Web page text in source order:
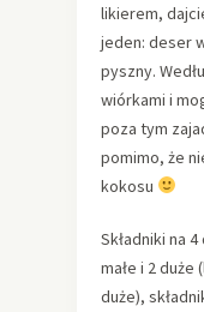
likierem,
jeden: deser
pyszny.
wiórkami i
poza tym
pomimo, że
kokosu
Składniki na
małe i 2 duże
duże),